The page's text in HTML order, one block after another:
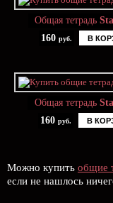
Общая тетрадь
160 руб. В
Общая тетрадь
160 руб. В
Можно купить общие
если не нашлось